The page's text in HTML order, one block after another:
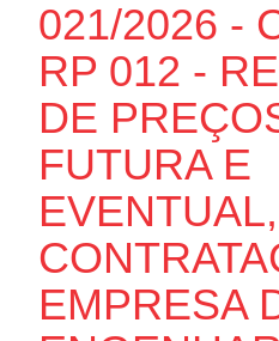
021/2026 -
RP 012 -
DE
FUTURA E
EVENTUAL,
EMPRESA